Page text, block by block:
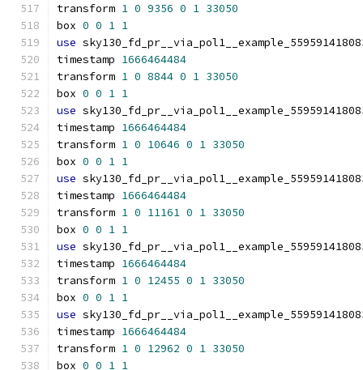
transform 1 0 9356 0 1 33050
box 0 0 1 1
use
timestamp 1666464484
transform 1 0 8844 0 1 33050
box 0 0 1 1
use
timestamp 1666464484
transform 1 0 10646 0 1 33050
box 0 0 1 1
use
timestamp 1666464484
transform 1 0 11161 0 1 33050
box 0 0 1 1
use
timestamp 1666464484
transform 1 0 12455 0 1 33050
box 0 0 1 1
use
timestamp 1666464484
transform 1 0 12962 0 1 33050
box 0 0 1 1